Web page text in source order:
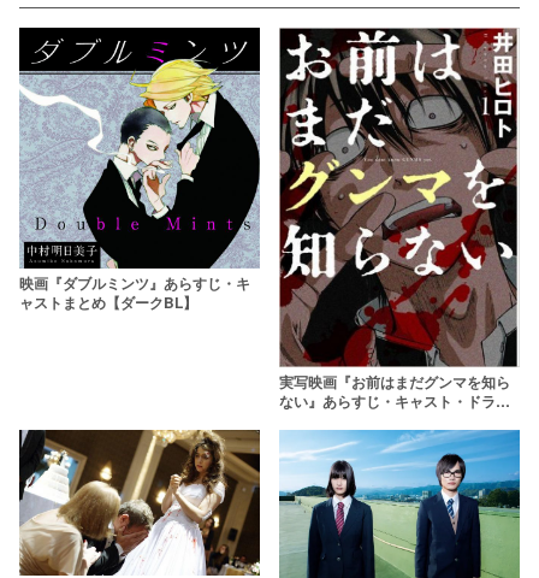
映画『ダブルミンツ』あらすじ・キ
ャストまとめ【ダークBL】
実写映画『お前はまだグンマを知ら
ない』あらすじ・キャスト・ドラマ